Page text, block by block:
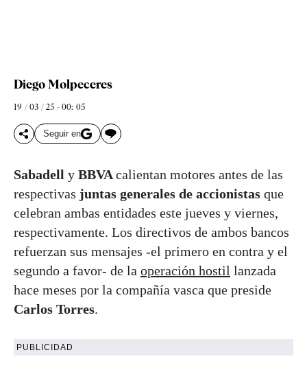
Diego Molpeceres
19 / 03 / 25 - 00: 05
Seguir en
Sabadell y BBVAcalientan motores antes de las
respectivas juntas generales de accionistas que
celebran ambas entidades este jueves y viernes,
respectivamente. Los directivos de ambos bancos
refuerzan sus mensajes -el primero en contra y el
segundo a favor- de la operación hostil lanzada
hace meses por la compañía vasca que preside
Carlos Torres.
PUBLICIDAD